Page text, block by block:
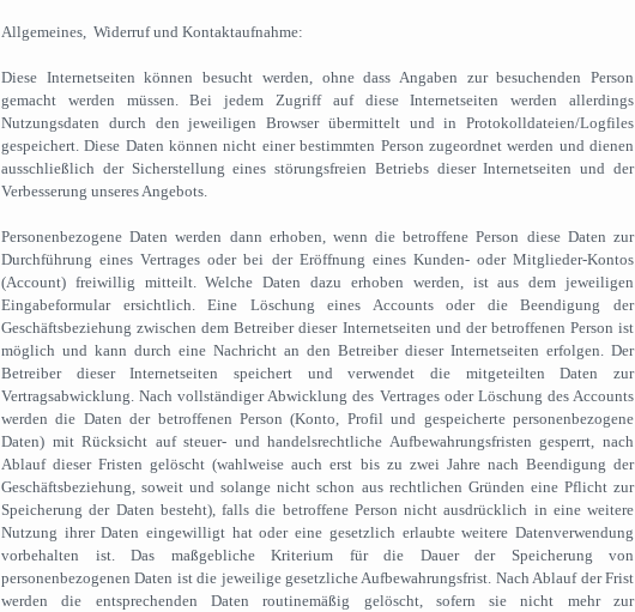
Allgemeines, Widerruf und Kontaktaufnahme:
Diese Internetseiten können besucht werden, ohne dass Angaben zur besuchenden Person
gemacht werden müssen. Bei jedem Zugriff auf diese Internetseiten werden allerdings
Nutzungsdaten durch den jeweiligen Browser übermittelt und in Protokolldateien/Logfiles
gespeichert. Diese Daten können nicht einer bestimmten Person zugeordnet werden und dienen
ausschließlich der Sicherstellung eines störungsfreien Betriebs dieser Internetseiten und der
Verbesserung unseres Angebots.
Personenbezogene Daten werden dann erhoben, wenn die betroffene Person diese Daten zur
Durchführung eines Vertrages oder bei der Eröffnung eines Kunden- oder Mitglieder-Kontos
(Account) freiwillig mitteilt. Welche Daten dazu erhoben werden, ist aus dem jeweiligen
Eingabeformular ersichtlich. Eine Löschung eines Accounts oder die Beendigung der
Geschäftsbeziehung zwischen dem Betreiber dieser Internetseiten und der betroffenen Person ist
möglich und kann durch eine Nachricht an den Betreiber dieser Internetseiten erfolgen. Der
Betreiber dieser Internetseiten speichert und verwendet die mitgeteilten Daten zur
Vertragsabwicklung. Nach vollständiger Abwicklung des Vertrages oder Löschung des Accounts
werden die Daten der betroffenen Person (Konto, Profil und gespeicherte personenbezogene
Daten) mit Rücksicht auf steuer- und handelsrechtliche Aufbewahrungsfristen gesperrt, nach
Ablauf dieser Fristen gelöscht (wahlweise auch erst bis zu zwei Jahre nach Beendigung der
Geschäftsbeziehung, soweit und solange nicht schon aus rechtlichen Gründen eine Pflicht zur
Speicherung der Daten besteht), falls die betroffene Person nicht ausdrücklich in eine weitere
Nutzung ihrer Daten eingewilligt hat oder eine gesetzlich erlaubte weitere Datenverwendung
vorbehalten ist. Das maßgebliche Kriterium für die Dauer der Speicherung von
personenbezogenen Daten ist die jeweilige gesetzliche Aufbewahrungsfrist. Nach Ablauf der Frist
werden die entsprechenden Daten routinemäßig gelöscht, sofern sie nicht mehr zur